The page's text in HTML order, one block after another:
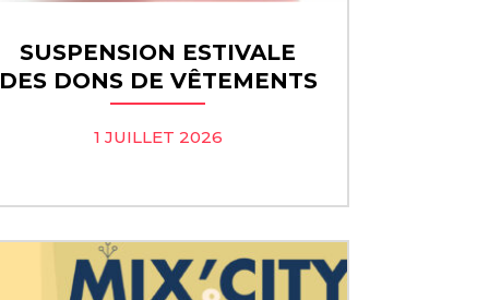
SUSPENSION ESTIVALE
DES DONS DE VÊTEMENTS
1 JUILLET 2026